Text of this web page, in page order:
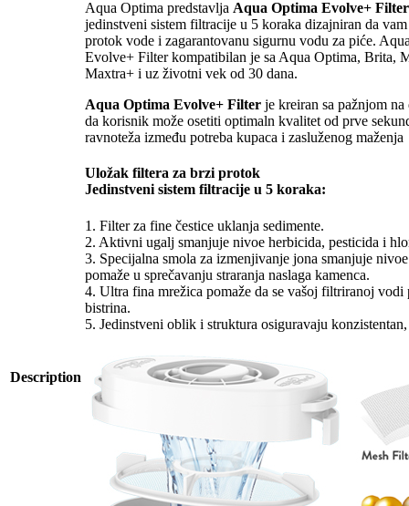
Description
Aqua Optima predstavlja Aqua Optima Evolve+ Filter
jedinstveni sistem filtracije u 5 koraka dizajniran da
protok vode i zagarantovanu sigurnu vodu za piće.
Evolve+ Filter kompatibilan je sa Aqua Optima, Brita,
Maxtra+ i uz životni vek od 30 dana.
Aqua Optima Evolve+ Filter je kreiran sa pažnjom na
da korisnik može osetiti optimaln kvalitet od prve
ravnoteža između potreba kupaca i zasluženog maženja
Uložak filtera za brzi protok
Jedinstveni sistem filtracije u 5 koraka:
1. Filter za fine čestice uklanja sedimente.
2. Aktivni ugalj smanjuje nivoe herbicida, pesticida i
3. Specijalna smola za izmenjivanje jona smanjuje
pomaže u sprečavanju straranja naslaga kamenca.
4. Ultra fina mrežica pomaže da se vašoj filtriranoj vodi
bistrina.
5. Jedinstveni oblik i struktura osiguravaju